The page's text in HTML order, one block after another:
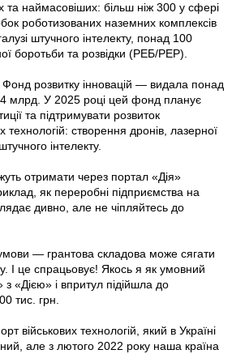
та наймасовіших: більш ніж 300 у сфері
роботизованих наземних комплексів
штучного інтелекту, понад 100
боротьби та розвідки (РЕБ/РЕР).
розвитку інновацій — видала понад
млрд. У 2025 році цей фонд планує
та підтримувати розвиток
технологій: створення дронів, лазерної
інтелекту.
отримати через портал «Дія»
як переробні підприємства на
дивно, але не чіпляйтесь до
— грантова складова може сягати
І це спрацьовує! Якось я як умовний
«Дією» і впритул підійшла до
тис. грн.
військових технологій, який в Україні
але з лютого 2022 року наша країна